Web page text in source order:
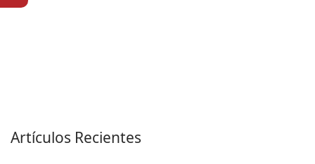
Artículos Recientes